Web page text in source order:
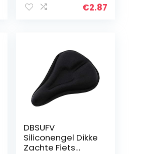
Thermometer €2.87
DBSUFV
Siliconengel Dikke
Zachte Fiets